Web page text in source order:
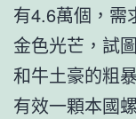
有4.6萬個，需
金色光芒，試
和牛土豪的粗
有效一顆本國